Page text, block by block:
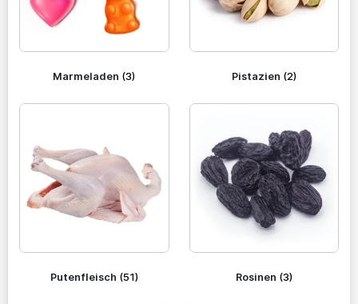
Marmeladen (3) Pistazien (2)
Putenfleisch (51) Rosinen (3)